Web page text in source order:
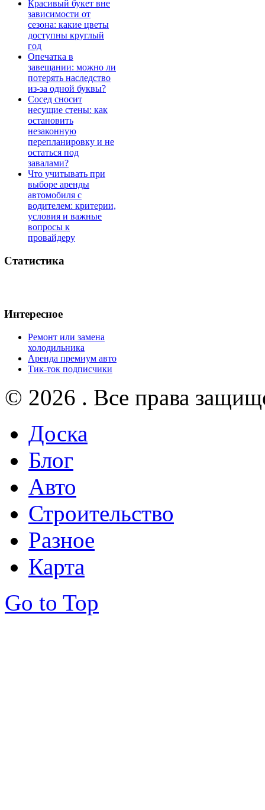
Красивый букет вне
зависимости от
сезона: какие цветы
доступны круглый
год
Опечатка в
завещании: можно ли
потерять наследство
из-за одной буквы?
Сосед сносит
несущие стены: как
остановить
незаконную
перепланировку и не
остаться под
завалами?
Что учитывать при
выборе аренды
автомобиля с
водителем: критерии,
условия и важные
вопросы к
провайдеру
Статистика
Интересное
Ремонт или замена
холодильника
Аренда премиум авто
Тик-ток подписчики
© 2026 . Все права
Доска
Блог
Авто
Строительство
Разное
Карта
Go to Top